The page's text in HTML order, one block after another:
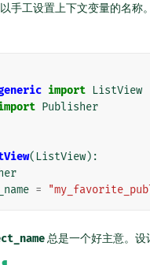
手工设置上下文变量的名称
import ListView
Publisher
( ListView):
=
总是一个好主意。设